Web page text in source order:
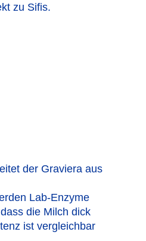
zu Sifis.
der Graviera aus
Lab-Enzyme
die Milch dick
ist vergleichbar